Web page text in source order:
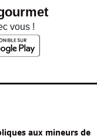
vous !
aux mineurs de